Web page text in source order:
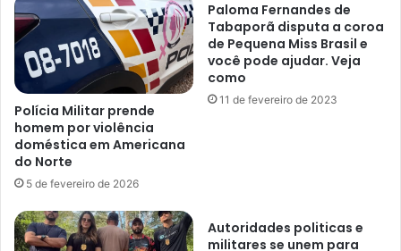
Polícia Militar prende
homem por violência
doméstica em Americana
do Norte
5 de fevereiro de 2026
Paloma Fernandes de
Tabaporã disputa a coroa
de Pequena Miss Brasil e
você pode ajudar. Veja
como
11 de fevereiro de 2023
Autoridades politicas e
militares se unem para